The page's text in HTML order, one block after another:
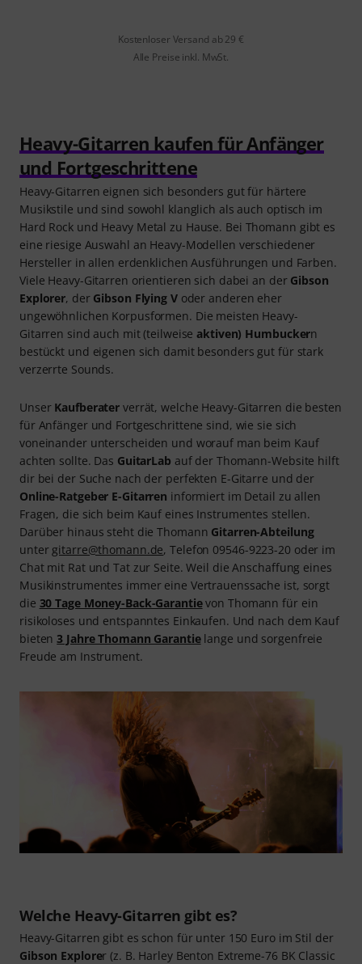
Kostenloser Versand ab 29 €
Alle Preise inkl. MwSt.
Heavy-Gitarren kaufen für Anfänger
und Fortgeschrittene
Heavy-Gitarren eignen sich besonders gut für härtere
Musikstile und sind sowohl klanglich als auch optisch im
Hard Rock und Heavy Metal zu Hause. Bei Thomann gibt es
eine riesige Auswahl an Heavy-Modellen verschiedener
Hersteller in allen erdenklichen Ausführungen und Farben.
Viele Heavy-Gitarren orientieren sich dabei an der Gibson
Explorer, der Gibson Flying Voder anderen eher
ungewöhnlichen Korpusformen. Die meisten Heavy-
Gitarren sind auch mit (teilweiseaktiven) Humbuckern
bestückt und eigenen sich damit besonders gut für stark
verzerrte Sounds.
Unser Kaufberater verrät, welche Heavy-Gitarren die besten
für Anfänger und Fortgeschrittene sind, wie sie sich
voneinander unterscheiden und worauf man beim Kauf
achten sollte. Das GuitarLab auf der Thomann-Website hilft
dir bei der Suche nach der perfekten E-Gitarre und der
Online-Ratgeber E-Gitarren informiert im Detail zu allen
Fragen, die sich beim Kauf eines Instrumentes stellen.
Darüber hinaus steht die Thomann Gitarren-Abteilung
untergitarre@thomann.de, Telefon 09546-9223-20 oder im
Chat mit Rat und Tat zur Seite. Weil die Anschaffung eines
Musikinstrumentes immer eine Vertrauenssache ist, sorgt
die 30 Tage Money-Back-Garantievon Thomann für ein
risikoloses und entspanntes Einkaufen. Und nach dem Kauf
bieten3 Jahre Thomann Garantielange und sorgenfreie
Freude am Instrument.
Welche Heavy-Gitarren gibt es?
Heavy-Gitarren gibt es schon für unter 150 Euro im Stil der
Gibson Explorer (z. B. Harley Benton Extreme-76 BK Classic